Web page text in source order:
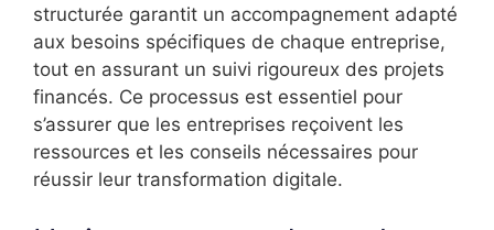
structurée garantit un accompagnement adapté
aux besoins spécifiques de chaque entreprise,
tout en assurant un suivi rigoureux des projets
financés. Ce processus est essentiel pour
s’assurer que les entreprises reçoivent les
ressources et les conseils nécessaires pour
réussir leur transformation digitale.